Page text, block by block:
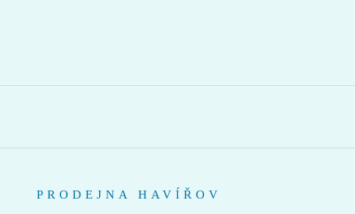
PRODEJNA HAVÍŘOV